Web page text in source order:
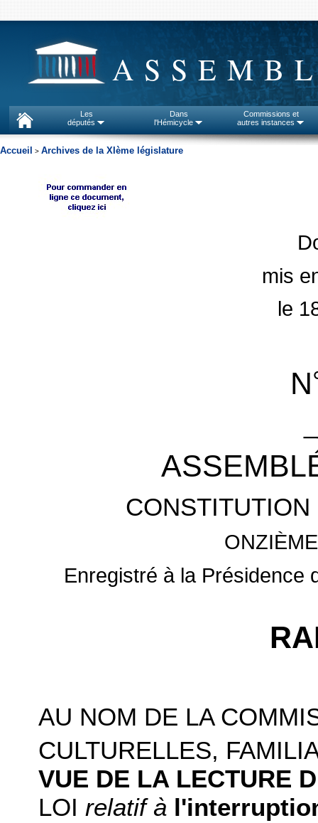
Les
députés
Dans
l'Hémicycle
Commissions et
autres instances
Accueil > Archives de la XIème législature
mis
le
N
Enregistré à la Présidence
AU NOM DE LA
CULTURELLES,
VUE DE LA LECTURE
LOI relatif à